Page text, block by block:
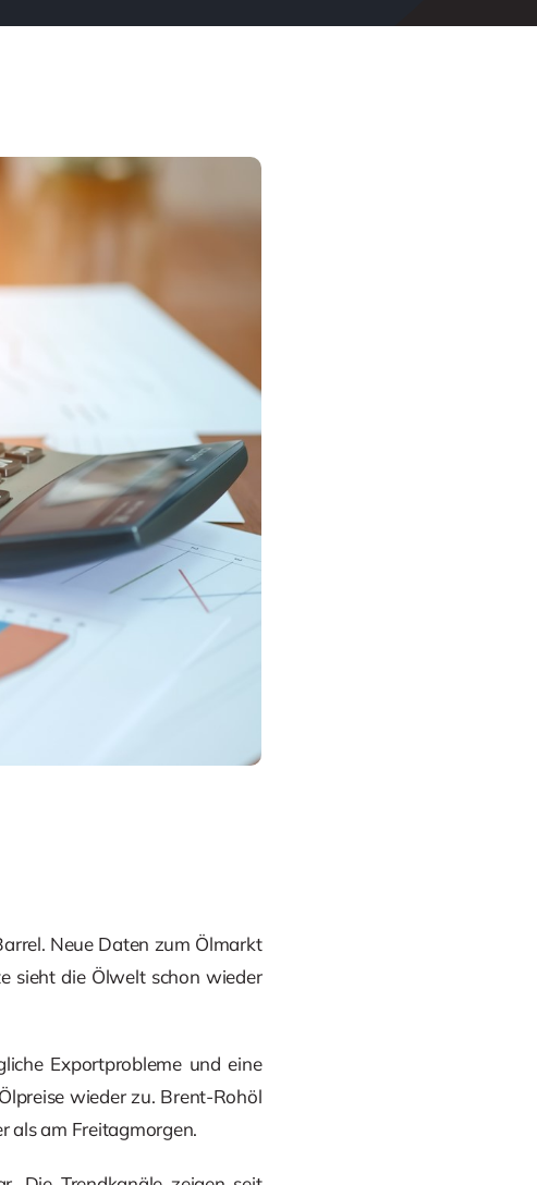
Neue Daten zum Ölmarkt
sieht die Ölwelt schon wieder
Exportprobleme und eine
wieder zu. Brent-Rohöl
als am Freitagmorgen.